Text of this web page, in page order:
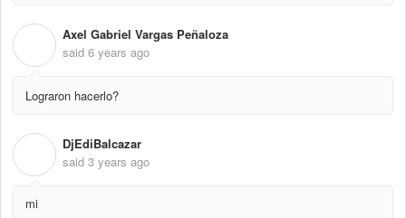
Axel Gabriel Vargas Peñaloza
said 6 years ago
Lograron hacerlo?
DjEdiBalcazar
said 3 years ago
mi